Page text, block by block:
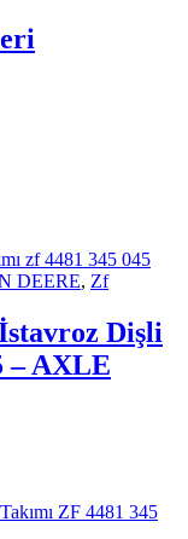
DEERE, Zf
Dişli
– AXLE
ZF 4481 345